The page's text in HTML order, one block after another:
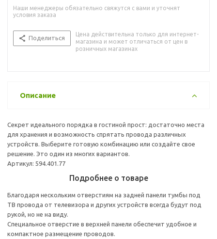
Наши менеджеры обязательно свяжутся с вами и уточнят
условия заказа
Поделиться
Цена действительна только для интернет-
магазина и может отличаться от цен в
розничных магазинах
Описание
Секрет идеального порядка в гостиной прост: достаточно места
для хранения и возможность спрятать провода различных
устройств. Выберите готовую комбинацию или создайте свое
решение. Это один из многих вариантов.
Артикул: 594.401.77
Подробнее о товаре
Благодаря нескольким отверстиям на задней панели тумбы под
ТВ провода от телевизора и других устройств всегда будут под
рукой, но не на виду.
Специальное отверстие в верхней панели обеспечит удобное и
компактное размещение проводов.